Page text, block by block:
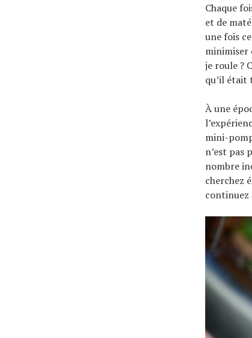
Chaque
et de
une fois
minimiser
je roule ?
qu’il était
À une
mini-
n’est pas
nombre
cherchez
continuez